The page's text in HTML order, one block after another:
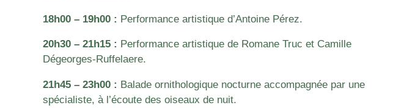
18h00 – 19h00 : Performance artistique d’Antoine Pérez.
20h30 – 21h15 : Performance artistique de Romane Truc et Camille
Dégeorges-Ruffelaere.
21h45 – 23h00 : Balade ornithologique nocturne accompagnée par une
spécialiste, à l’écoute des oiseaux de nuit.